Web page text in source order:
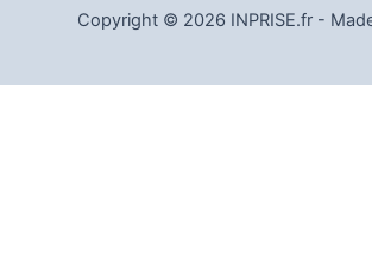
Copyright © 2026 INPRISE.fr -